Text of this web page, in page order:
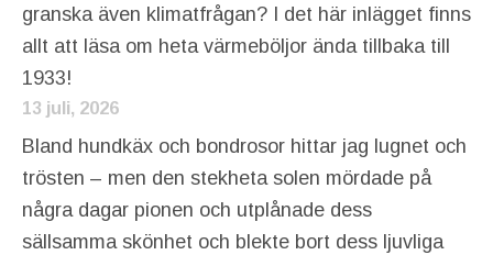
granska även klimatfrågan? I det här inlägget finns
allt att läsa om heta värmeböljor ända tillbaka till
1933!
13 juli, 2026
Bland hundkäx och bondrosor hittar jag lugnet och
trösten – men den stekheta solen mördade på
några dagar pionen och utplånade dess
sällsamma skönhet och blekte bort dess ljuvliga